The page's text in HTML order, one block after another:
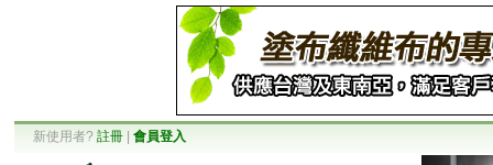
新使用者? 註冊 會員登入